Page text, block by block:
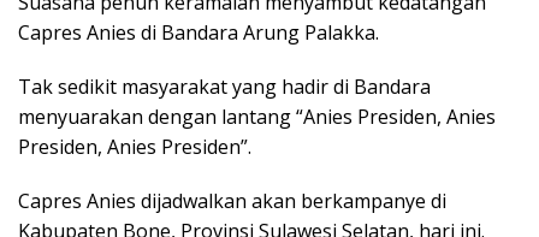
Capres Anies di Bandara Arung Palakka.
Tak sedikit masyarakat yang hadir di Bandara
menyuarakan dengan lantang “Anies Presiden, Anies
Presiden, Anies Presiden”.
Capres Anies dijadwalkan akan berkampanye di
Kabupaten Bone, Provinsi Sulawesi Selatan, hari ini.